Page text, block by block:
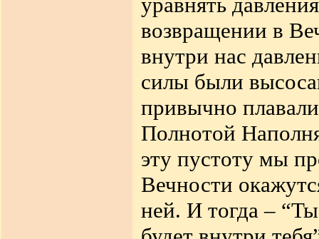
возвращении в
внутри нас
силы были
привычно
Полнотой
эту пустоту мы
Вечности
ней. И тогда –